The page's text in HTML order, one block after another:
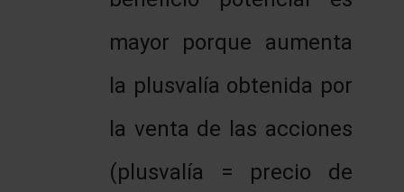
mayor porque aumenta
la plusvalía obtenida por
la venta de las acciones
(plusvalía = precio de